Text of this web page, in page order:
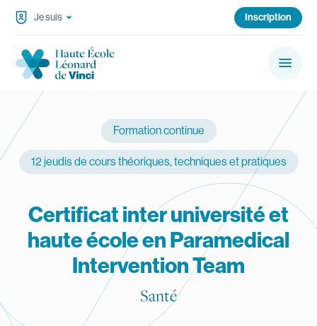
Haute École Léonard de Vinci
Menu
Navigation principale
Bacheliers & Masters
Formation continue
Campus
Services aux étudiants
Haute École
Rechercher sur le site…
Rechercher
Je suis Inscription
Formation continue
12 jeudis de cours théoriques, techniques et pratiques
Certificat inter université et
haute école en Paramedical
Intervention Team
Santé